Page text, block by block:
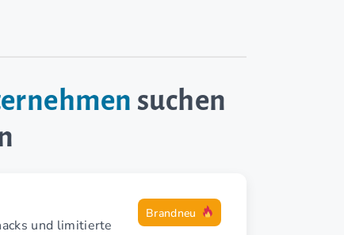
suchen
und limitierte
Brandneu